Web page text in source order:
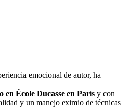
emocional de autor, ha
École Ducasse en París y con
y un manejo eximio de técnicas